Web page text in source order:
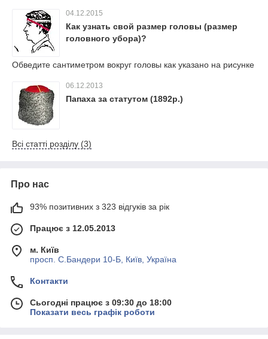
04.12.2015
Как узнать свой размер головы (размер
головного убора)?
Обведите сантиметром вокруг головы как указано на рисунке
06.12.2013
Папаха за статутом (1892р.)
Всі статті розділу (3)
Про нас
93% позитивних з 323 відгуків за рік
Працює з 12.05.2013
м. Київ
просп. С.Бандери 10-Б, Київ, Україна
Контакти
Сьогодні працює з 09:30 до 18:00
Показати весь графік роботи